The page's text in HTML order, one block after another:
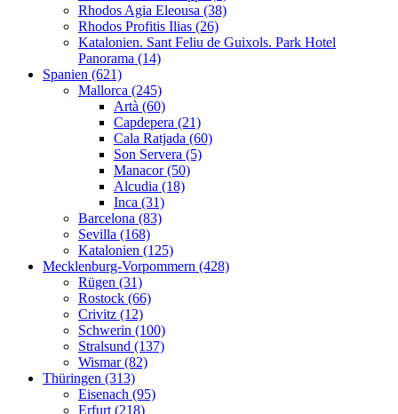
Rhodos Agia Eleousa (38)
Rhodos Profitis Ilias (26)
Katalonien. Sant Feliu de Guixols. Park Hotel
Panorama (14)
Spanien (621)
Mallorca (245)
Artà (60)
Capdepera (21)
Cala Ratjada (60)
Son Servera (5)
Manacor (50)
Alcudia (18)
Inca (31)
Barcelona (83)
Sevilla (168)
Katalonien (125)
Mecklenburg-Vorpommern (428)
Rügen (31)
Rostock (66)
Crivitz (12)
Schwerin (100)
Stralsund (137)
Wismar (82)
Thüringen (313)
Eisenach (95)
Erfurt (218)